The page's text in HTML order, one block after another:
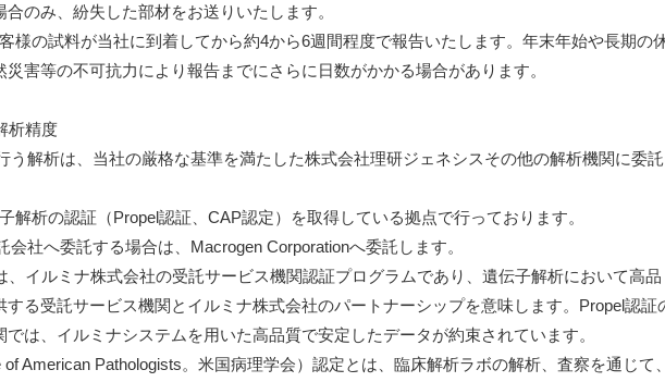
のみ、紛失した部材をお送りいたします。
様の試料が当社に到着してから約4から6週間程度で報告いたします。年末年始や長期の
災害等の不可抗力により報告までにさらに日数がかかる場合があります。
析精度
う解析は、当社の厳格な基準を満たした株式会社理研ジェネシスその他の解析機関に委託
解析の認証（Propel認証、CAP認定）を取得している拠点で行っております。
会社へ委託する場合は、Macrogen Corporationへ委託します。
イルミナ株式会社の受託サービス機関認証プログラムであり、遺伝子解析において高品
する受託サービス機関とイルミナ株式会社のパートナーシップを意味します。Propel認証
では、イルミナシステムを用いた高品質で安定したデータが約束されています。
American Pathologists。米国病理学会）認定とは、臨床解析ラボの解析、査察を通じて、